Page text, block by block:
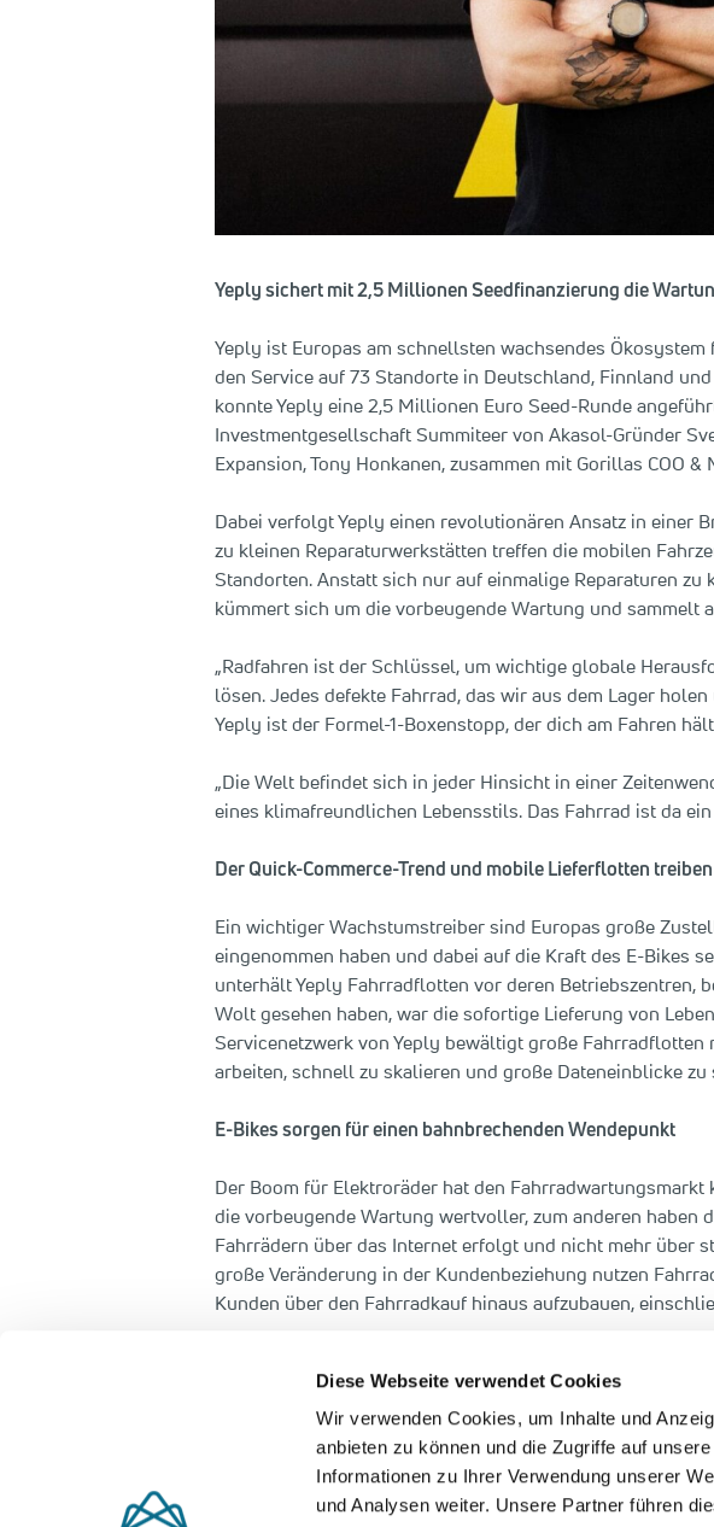
Diese Webseite verwendet Cookies
Wir verwenden Cookies, um Inhalte und
anbieten zu können und die Zugriffe auf
Informationen zu Ihrer Verwendung unserer
und Analysen weiter. Unsere Partner führen
Yeply sichert mit 2,5 Millionen Seedfinanzierung die
Yeply ist Europas am schnellsten wachsendes
den Service auf 73 Standorte in Deutschland, Finnland
konnte Yeply eine 2,5 Millionen Euro Seed-Runde
Investmentgesellschaft Summiteer von Akasol-Gründer
Expansion, Tony Honkanen, zusammen mit Gorillas COO
Dabei verfolgt Yeply einen revolutionären Ansatz in einer
zu kleinen Reparaturwerkstätten treffen die mobilen
Standorten. Anstatt sich nur auf einmalige Reparaturen
kümmert sich um die vorbeugende Wartung und sammelt
„Radfahren ist der Schlüssel, um wichtige globale
lösen. Jedes defekte Fahrrad, das wir aus dem Lager
Yeply ist der Formel-1-Boxenstopp, der dich am Fahren
„Die Welt befindet sich in jeder Hinsicht in einer
eines klimafreundlichen Lebensstils. Das Fahrrad ist da
Der Quick-Commerce-Trend und mobile Lieferflotten
Ein wichtiger Wachstumstreiber sind Europas große
eingenommen haben und dabei auf die Kraft des E-Bikes
unterhält Yeply Fahrradflotten vor deren Betriebszentren,
Wolt gesehen haben, war die sofortige Lieferung von
Servicenetzwerk von Yeply bewältigt große
arbeiten, schnell zu skalieren und große Dateneinblicke
E-Bikes sorgen für einen bahnbrechenden Wendepunkt
Der Boom für Elektroräder hat den
die vorbeugende Wartung wertvoller, zum anderen haben
Fahrrädern über das Internet erfolgt und nicht mehr über
große Veränderung in der Kundenbeziehung nutzen
Kunden über den Fahrradkauf hinaus aufzubauen,
„E-Commerce und E-Bike-Boom eröffnen der
Partnern gestalten wir die Zukunft der Betreuung von
Yeply die Entwicklung seiner digitalen Tools für Kunden,
Finnland, Deutschland und den Niederlanden 2022 in
Fundscene